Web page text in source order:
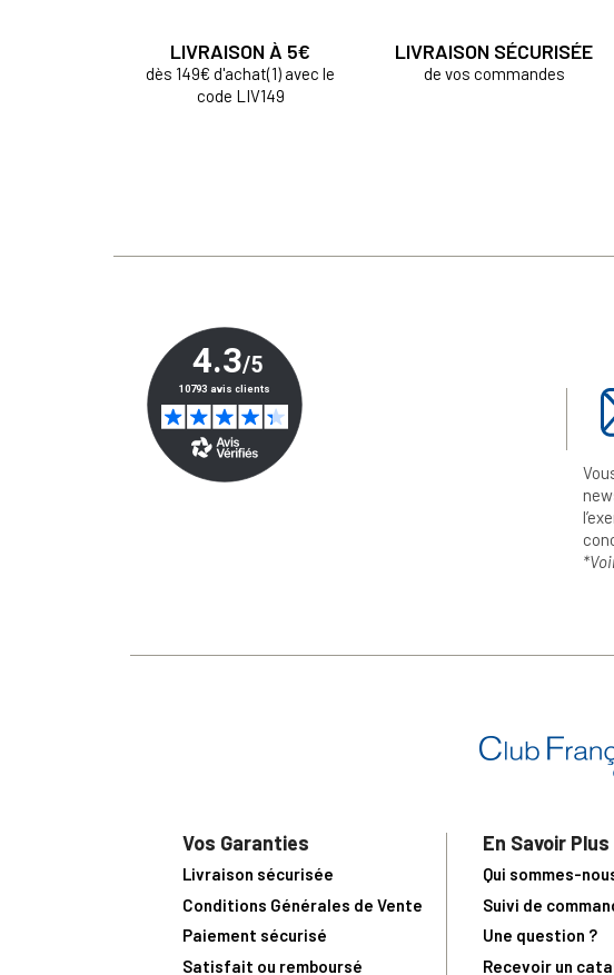
LIVRAISON À 5€
dès 149€ d'achat(1) avec le
code LIV149
LIVRAISON SÉCURISÉE
de vos commandes
Vos Garanties
Livraison sécurisée
Conditions Générales de Vente
Paiement sécurisé
Satisfait ou remboursé
En Savoir Plus
Qui sommes-
Suivi de
Une question ?
Recevoir un